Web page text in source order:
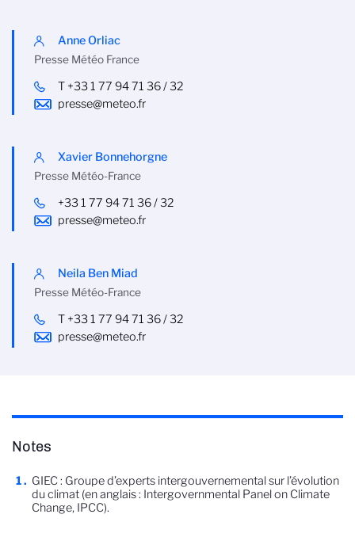
Anne Orliac
Presse Météo France
T +33 1 77 94 71 36 / 32
presse@meteo.fr
Xavier Bonnehorgne
Presse Météo-France
+33 1 77 94 71 36 / 32
presse@meteo.fr
Neila Ben Miad
Presse Météo-France
T +33 1 77 94 71 36 / 32
presse@meteo.fr
Notes
GIEC : Groupe d’experts intergouvernemental sur l’évolution
du climat (en anglais : Intergovernmental Panel on Climate
Change, IPCC).